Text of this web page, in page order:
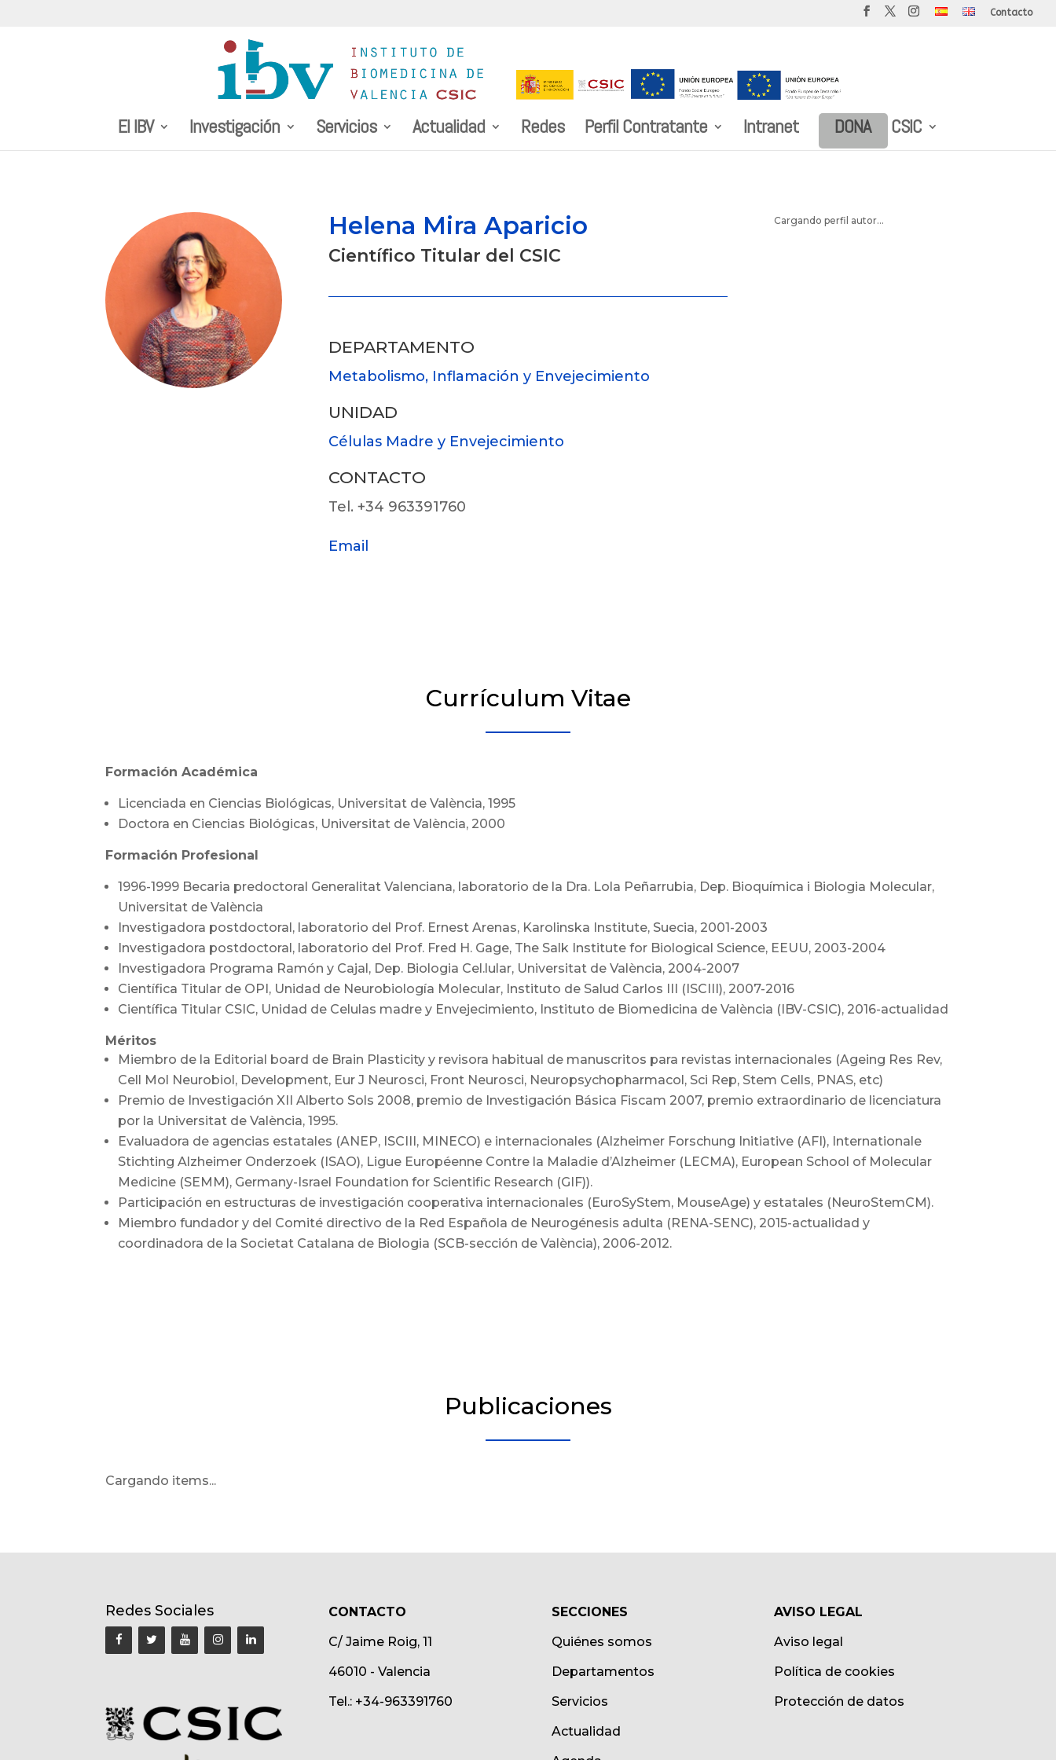
Contacto
El IBV Investigación Servicios Actualidad Redes Perfil Contratante Intranet DONA CSIC
Helena Mira Aparicio
Científico Titular del CSIC
DEPARTAMENTO
Metabolismo, Inflamación y Envejecimiento
UNIDAD
Células Madre y Envejecimiento
CONTACTO
Tel. +34 963391760
Email
Cargando perfil autor...
Currículum Vitae
Formación Académica
Licenciada en Ciencias Biológicas, Universitat de València, 1995
Doctora en Ciencias Biológicas, Universitat de València, 2000
Formación Profesional
1996-1999 Becaria predoctoral Generalitat Valenciana, laboratorio de la Dra. Lola Peñarrubia, Dep. Bioquímica i Biologia Molecular,
Universitat de València
Investigadora postdoctoral, laboratorio del Prof. Ernest Arenas, Karolinska Institute, Suecia, 2001-2003
Investigadora postdoctoral, laboratorio del Prof. Fred H. Gage, The Salk Institute for Biological Science, EEUU, 2003-2004
Investigadora Programa Ramón y Cajal, Dep. Biologia Cel.lular, Universitat de València, 2004-2007
Científica Titular de OPI, Unidad de Neurobiología Molecular, Instituto de Salud Carlos III (ISCIII), 2007-2016
Científica Titular CSIC, Unidad de Celulas madre y Envejecimiento, Instituto de Biomedicina de València (IBV-CSIC), 2016-actualidad
Méritos
Miembro de la Editorial board de Brain Plasticity y revisora habitual de manuscritos para revistas internacionales (Ageing Res Rev,
Cell Mol Neurobiol, Development, Eur J Neurosci, Front Neurosci, Neuropsychopharmacol, Sci Rep, Stem Cells, PNAS, etc)
Premio de Investigación XII Alberto Sols 2008, premio de Investigación Básica Fiscam 2007, premio extraordinario de licenciatura
por la Universitat de València, 1995.
Evaluadora de agencias estatales (ANEP, ISCIII, MINECO) e internacionales (Alzheimer Forschung Initiative (AFI), Internationale
Stichting Alzheimer Onderzoek (ISAO), Ligue Européenne Contre la Maladie d’Alzheimer (LECMA), European School of Molecular
Medicine (SEMM), Germany-Israel Foundation for Scientific Research (GIF)).
Participación en estructuras de investigación cooperativa internacionales (EuroSyStem, MouseAge) y estatales (NeuroStemCM).
Miembro fundador y del Comité directivo de la Red Española de Neurogénesis adulta (RENA-SENC), 2015-actualidad y
coordinadora de la Societat Catalana de Biologia (SCB-sección de València), 2006-2012.
Publicaciones
Cargando items...
Redes Sociales
CONTACTO
C/ Jaime Roig, 11
46010 - Valencia
Tel.: +34-963391760
SECCIONES
Quiénes somos
Departamentos
Servicios
Actualidad
AVISO LEGAL
Aviso legal
Política de cookies
Protección de datos